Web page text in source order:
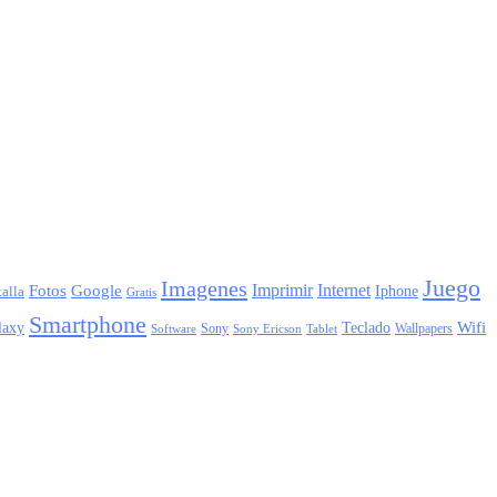
Fotos Google Gratis Imagenes Imprimir Internet Iphone Juego
Smartphone Software Sony Sony Ericson Tablet Teclado Wallpapers Wifi